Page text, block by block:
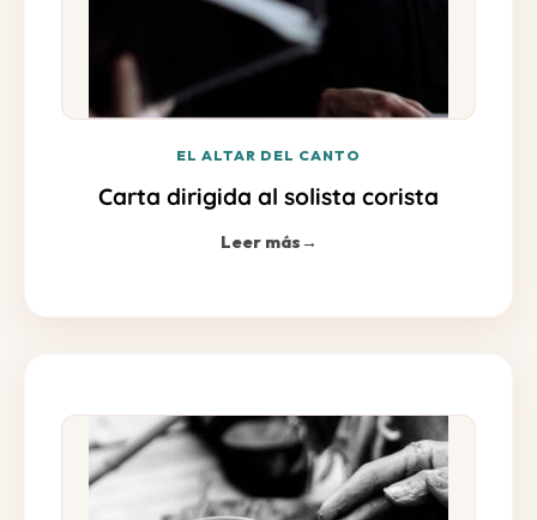
EL ALTAR DEL CANTO
Carta dirigida al solista corista
Leer más→